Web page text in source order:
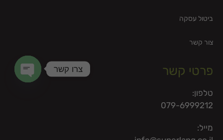
ביטול עסקה
צור קשר
פרטי קשר
טלפון:
079-6999212
מייל:
צרו קשר